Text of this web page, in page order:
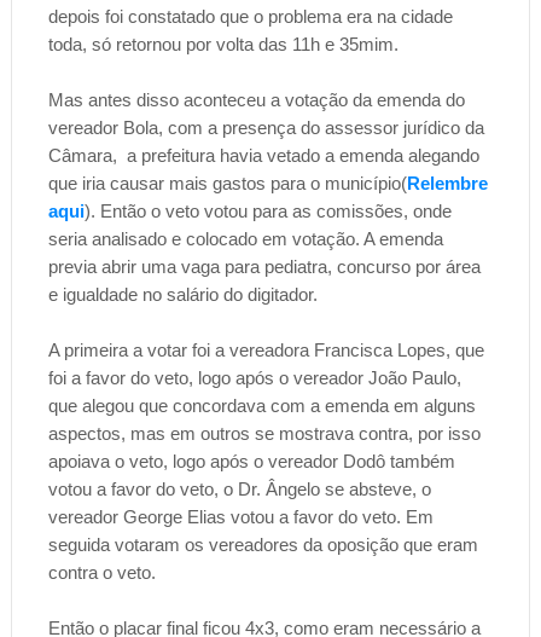
depois foi constatado que o problema era na cidade
toda, só retornou por volta das 11h e 35mim.
Mas antes disso aconteceu a votação da emenda do
vereador Bola, com a presença do assessor jurídico da
Câmara, a prefeitura havia vetado a emenda alegando
que iria causar mais gastos para o município(Relembre
aqui). Então o veto votou para as comissões, onde
seria analisado e colocado em votação. A emenda
previa abrir uma vaga para pediatra, concurso por área
e igualdade no salário do digitador.
A primeira a votar foi a vereadora Francisca Lopes, que
foi a favor do veto, logo após o vereador João Paulo,
que alegou que concordava com a emenda em alguns
aspectos, mas em outros se mostrava contra, por isso
apoiava o veto, logo após o vereador Dodô também
votou a favor do veto, o Dr. Ângelo se absteve, o
vereador George Elias votou a favor do veto. Em
seguida votaram os vereadores da oposição que eram
contra o veto.
Então o placar final ficou 4x3, como eram necessário a